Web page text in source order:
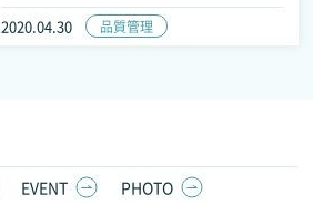
2020.04.30 品質管理
EVENT PHOTO